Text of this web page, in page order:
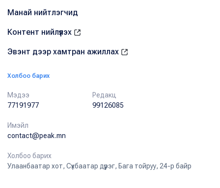
Манай нийтлэгчид
Контент нийлүүлэх
Эвэнт дээр хамтран ажиллах
Холбоо барих
Мэдээ
77191977
Редакц
99126085
Имэйл
contact@peak.mn
Холбоо барих
Улаанбаатар хот, Сүхбаатар дүүрэг, Бага тойруу, 24-р байр